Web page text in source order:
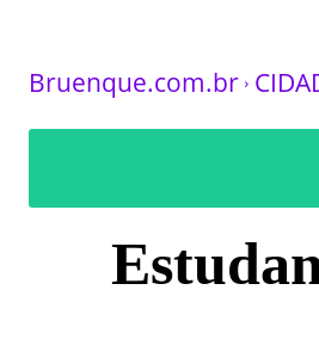
Bruenque.com.br